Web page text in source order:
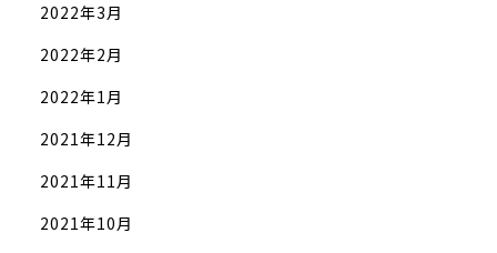
2022年3月
2022年2月
2022年1月
2021年12月
2021年11月
2021年10月